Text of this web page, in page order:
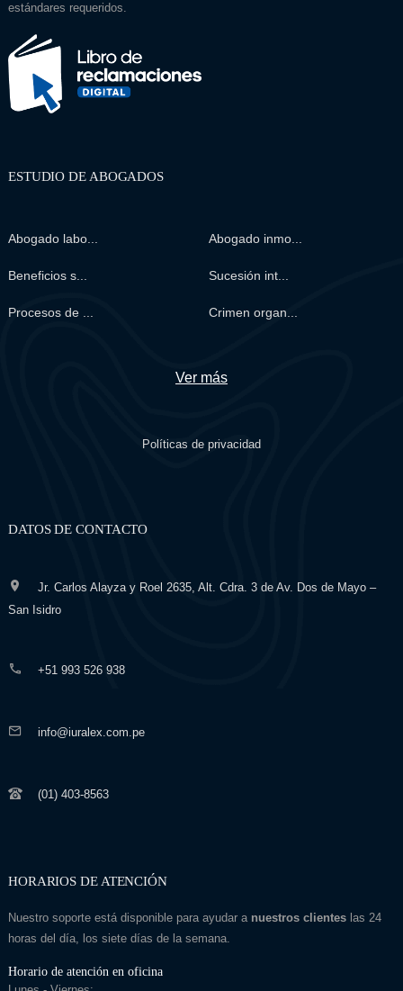
estándares requeridos.
ESTUDIO DE ABOGADOS
Abogado labo... Abogado inmo...
Beneficios s... Sucesión int...
Procesos de ... Crimen organ...
Ver más
Políticas de privacidad
DATOS DE CONTACTO
Jr. Carlos Alayza y Roel 2635, Alt. Cdra. 3 de Av. Dos de Mayo –
San Isidro
+51 993 526 938
info@iuralex.com.pe
(01) 403-8563
HORARIOS DE ATENCIÓN
Nuestro soporte está disponible para ayudar a nuestros clienteslas 24
horas del día, los siete días de la semana.
Horario de atención en oficina